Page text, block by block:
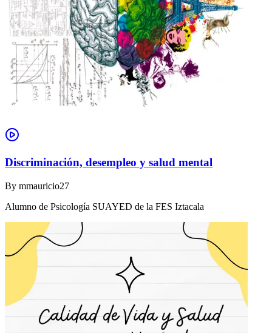
Discriminación, desempleo y salud mental
By mmauricio27
Alumno de Psicología SUAYED de la FES Iztacala